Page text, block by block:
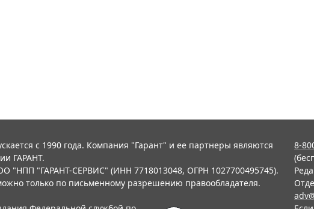
с 1990 года. Компания "Гарант" и ее партнеры являются
ГАРАНТ.
"НПП "ГАРАНТ-СЕРВИС" (ИНН 7718013048, ОГРН 1027700495745).
только по письменному разрешению правообладателя.
8-